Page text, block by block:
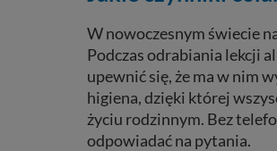
W nowoczesnym świecie
Podczas odrabiania lekcji
upewnić się, że ma w nim
higiena, dzięki której
życiu rodzinnym. Bez
odpowiadać na pytania.